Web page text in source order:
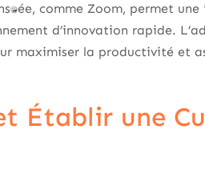
comme Zoom, permet
d’innovation rapide.
maximiser la productivité et
Établir une